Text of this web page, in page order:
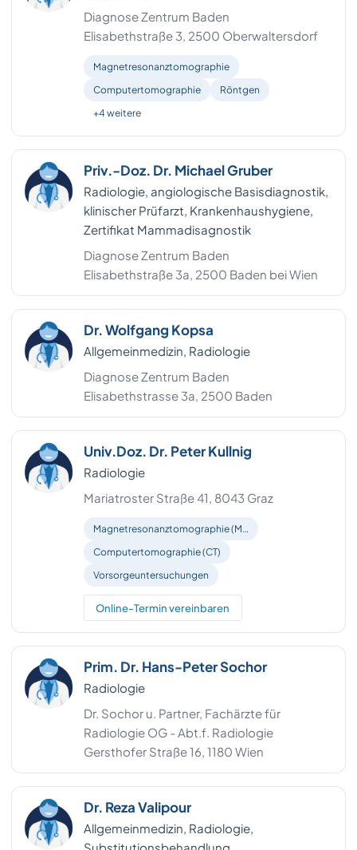
Gmunden
Ried im Innkreis 3
Sankt Johann im Pongau 3
Zell am See
Bezirk Leibnitz
Bezirk Leoben 2
Bezirk Liezen
Bezirk Voitsberg
Eisenstadt (Stadt)
Linz Land 2
Melk
Salzburg-Umgebung
Scheibbs 2
Urfahr-Umgebung
Bezirk Deutschlandsberg
Bezirk Hartberg-Fürstenfeld
Braunau am Inn 1
Gmünd
Diagnose Zentrum Baden
Elisabethstraße 3, 2500 Oberwaltersdorf
Magnet­resonanz­tomographie
Computertomographie
Röntgen
+4 weitere
Priv.-Doz. Dr. Michael Gruber
Radiologie, angiologische Basisdiagnostik,
klinischer Prüfarzt, Krankenhaushygiene,
Zertifikat Mammadisagnostik
Diagnose Zentrum Baden
Elisabethstraße 3a, 2500 Baden bei Wien
Dr. Wolfgang Kopsa
Allgemeinmedizin, Radiologie
Diagnose Zentrum Baden
Elisabethstrasse 3a, 2500 Baden
Univ.Doz. Dr. Peter Kullnig
Radiologie
Mariatroster Straße 41, 8043 Graz
Magnetresonanztomographie (M…
Computertomographie (CT)
Vorsorgeuntersuchungen
Online-Termin vereinbaren
Prim. Dr. Hans-Peter Sochor
Radiologie
Dr. Sochor u. Partner, Fachärzte für
Radiologie OG - Abt.f. Radiologie
Gersthofer Straße 16, 1180 Wien
Dr. Reza Valipour
Allgemeinmedizin, Radiologie,